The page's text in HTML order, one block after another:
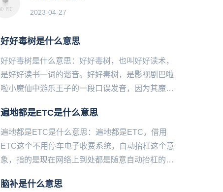
2023-04-27
好好毒树是什么意思
好好毒树是什么意思：好好毒树，也叫好好读术，
是好好读书一词的谐音。好好毒树，是影视剧巴啦
啦小魔仙中游乐王子的一段口误发音，因为其魔性
学习的语境中，也用来调侃...
遍地都是ETC是什么意思
遍地都是ETC是什么意思：遍地都是ETC，借用
ETC这个不用停车电子收费系统，自动抬杠这个意
象，指的是现在网络上到处都是随意自动抬杠的
天很火很热门的一个新词...
脑补是什么意思